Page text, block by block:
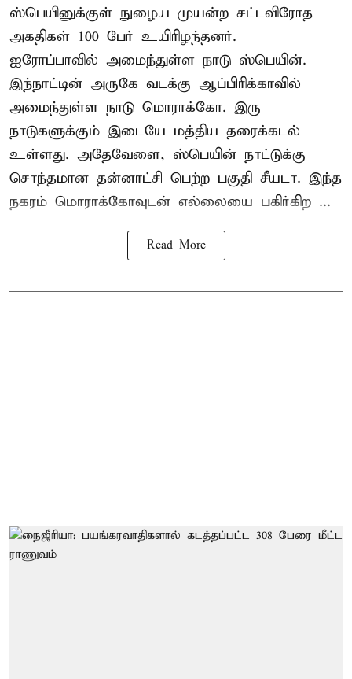
ஸ்பெயினுக்குள் நுழைய முயன்ற சட்டவிரோத
அகதிகள் 100 பேர் உயிரிழந்தனர்.
ஐரோப்பாவில் அமைந்துள்ள நாடு ஸ்பெயின்.
இந்நாட்டின் அருகே வடக்கு ஆப்பிரிக்காவில்
அமைந்துள்ள நாடு மொராக்கோ. இரு
நாடுகளுக்கும் இடையே மத்திய தரைக்கடல்
உள்ளது. அதேவேளை, ஸ்பெயின் நாட்டுக்கு
சொந்தமான தன்னாட்சி பெற்ற பகுதி சீயடா. இந்த
நகரம் மொராக்கோவுடன் எல்லையை பகிர்கிற ...
Read More